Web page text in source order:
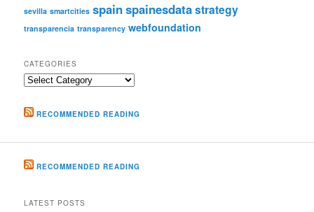
sevilla smartcities spainspainesdatastrategy
transparencia transparency webfoundation
CATEGORIES
Categories
RECOMMENDED READING
RECOMMENDED READING
LATEST POSTS